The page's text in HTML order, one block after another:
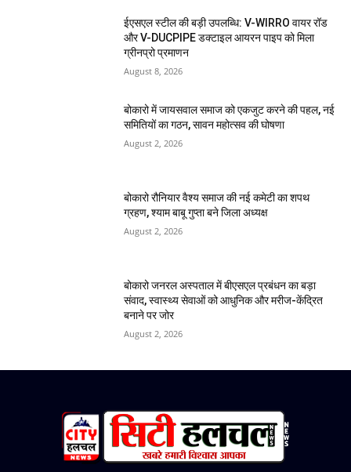
ईएसएल स्टील की बड़ी उपलब्धि: V-WIRRO वायर रॉड
और V-DUCPIPE डक्टाइल आयरन पाइप को मिला
ग्रीनप्रो प्रमाणन
August 8, 2026
बोकारो में जायसवाल समाज को एकजुट करने की पहल, नई
समितियों का गठन, सावन महोत्सव की घोषणा
August 2, 2026
बोकारो रौनियार वैश्य समाज की नई कमेटी का शपथ
ग्रहण, श्याम बाबू गुप्ता बने जिला अध्यक्ष
August 2, 2026
बोकारो जनरल अस्पताल में बीएसएल प्रबंधन का बड़ा
संवाद, स्वास्थ्य सेवाओं को आधुनिक और मरीज-केंद्रित
बनाने पर जोर
August 2, 2026